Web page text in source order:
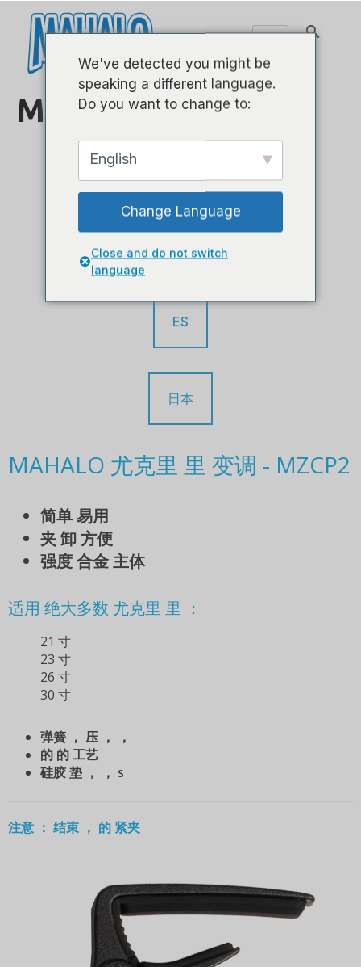
MAHALO 里 变调 -
FR
ES
日本
MAHALO 尤克里 里 变调 - MZCP2
简单 易用
夹 卸 方便
强度 合金 主体
适用 绝大多数 尤克里 里 ：
21 寸
23 寸
26 寸
30 寸
弹簧 ， 压 ， ，
的 的 工艺
硅胶 垫 ， ， s
注意 ： 结束 ， 的 紧夹
We've detected you might be
speaking a different language.
Do you want to change to:
English
Change Language
Close and do not switch
language